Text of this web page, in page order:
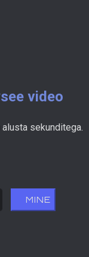
video
sekunditega.
MINE